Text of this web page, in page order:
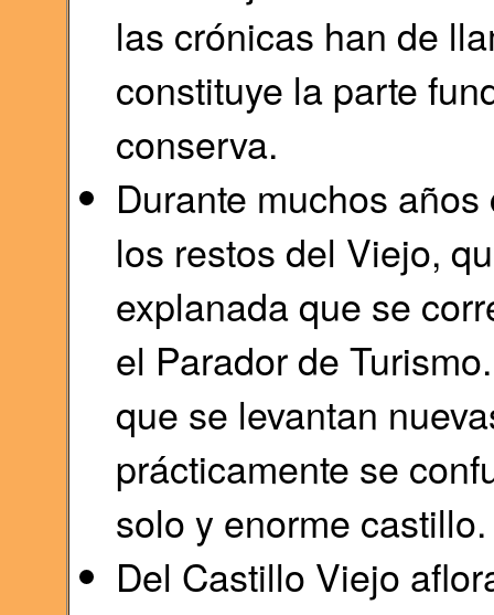
las crónicas han de
constituye la parte
conserva.
Durante muchos
los restos del Viejo,
explanada que se
el Parador de
que se levantan
prácticamente se
solo y enorme castillo.
Del Castillo Viejo